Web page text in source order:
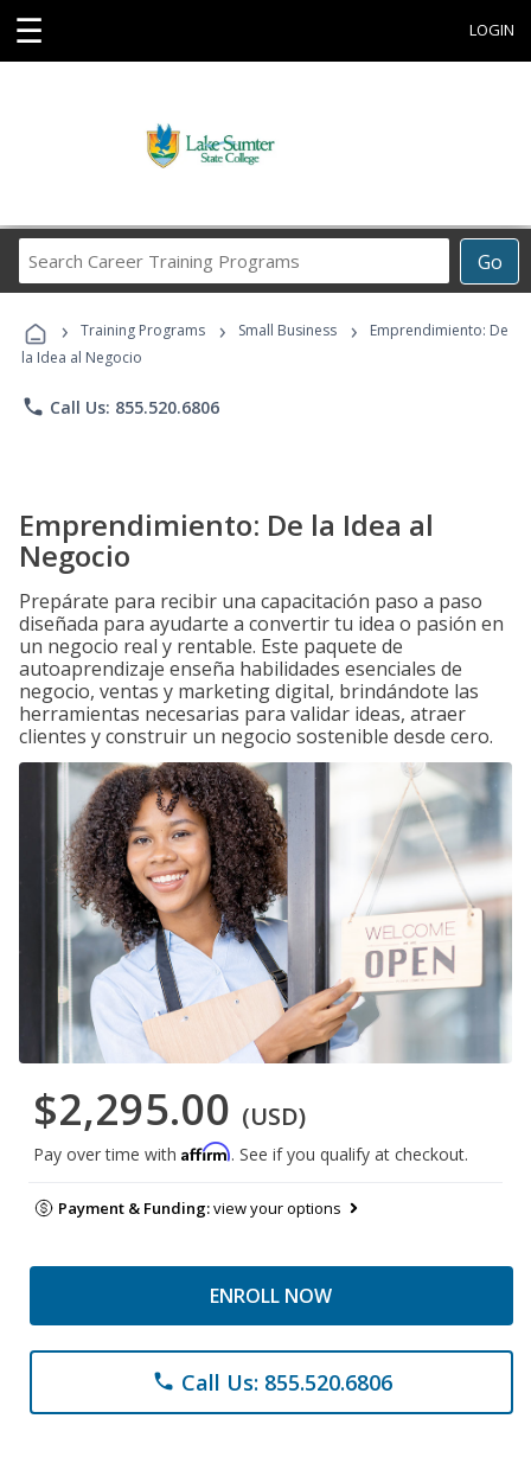
☰ LOGIN
Go
Career
Programs
› Training Programs › Small Business ›
Emprendimiento: De
la Idea al Negocio
phone Call Us: 855.520.6806
Emprendimiento: De la Idea al
Negocio
Prepárate para recibir una capacitación paso a paso
diseñada para ayudarte a convertir tu idea o pasión en
un negocio real y rentable. Este paquete de
autoaprendizaje enseña habilidades esenciales de
negocio, ventas y marketing digital, brindándote las
herramientas necesarias para validar ideas, atraer
clientes y construir un negocio sostenible desde cero.
$2,295.00 (USD)
Pay over time with Affirm. See if you qualify at checkout.
Payment & Funding:view your options
ENROLL NOW
phone Call Us: 855.520.6806